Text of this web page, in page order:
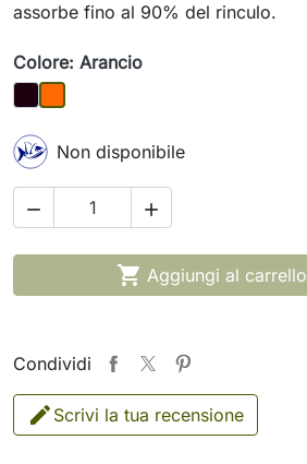
assorbe fino al 90% del rinculo.
Colore: Arancio
NeroArancio
Non disponibile
 
 Aggiungi al carrello
Condividi
Scrivi la tua recensione